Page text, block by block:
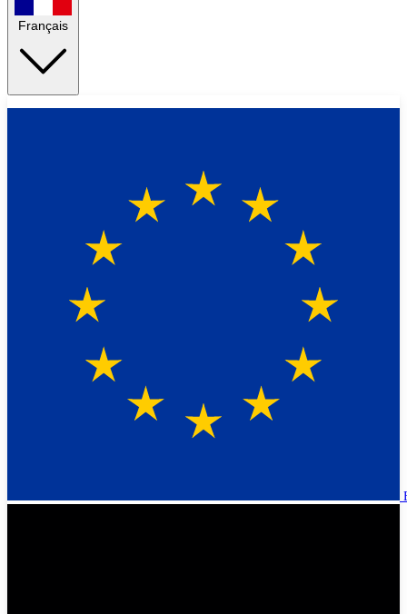
Français